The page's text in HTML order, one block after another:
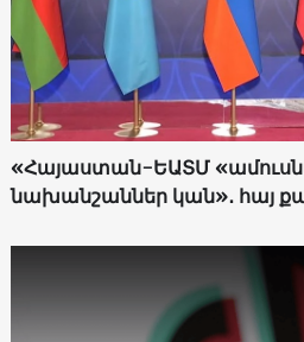
«Հայաստան-ԵԱՏՄ
նախանշաններ կան»․ հայ